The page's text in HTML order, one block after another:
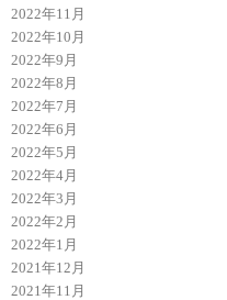
2022年11月
2022年10月
2022年9月
2022年8月
2022年7月
2022年6月
2022年5月
2022年4月
2022年3月
2022年2月
2022年1月
2021年12月
2021年11月